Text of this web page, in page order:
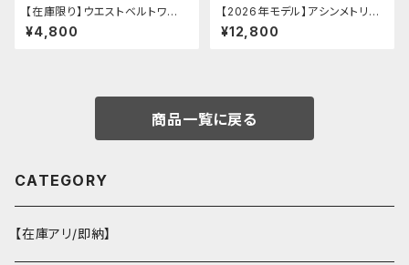
【在庫限り】ウエストベルトワン
ピースセットアップ（Mサイズ
¥4,800
【2026年モデル】アシンメトリー
チャイナ改良ドレス
¥12,800
商品一覧に戻る
CATEGORY
【在庫アリ/即納】